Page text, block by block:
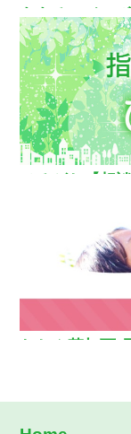
ああるレイン
援】
ひるがお【相